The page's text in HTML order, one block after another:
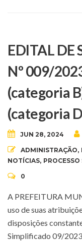
EDITAL DE
Nº 009/
(categoria
(categoria
JUN 28, 2024
ADMINISTRAÇÃO,
NOTÍCIAS,
0
A PREFEITURA
uso de suas
disposições
Simplificado 09/